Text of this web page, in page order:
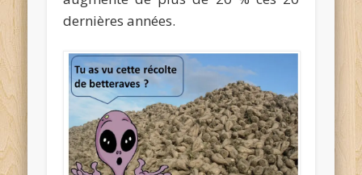
dernières années.